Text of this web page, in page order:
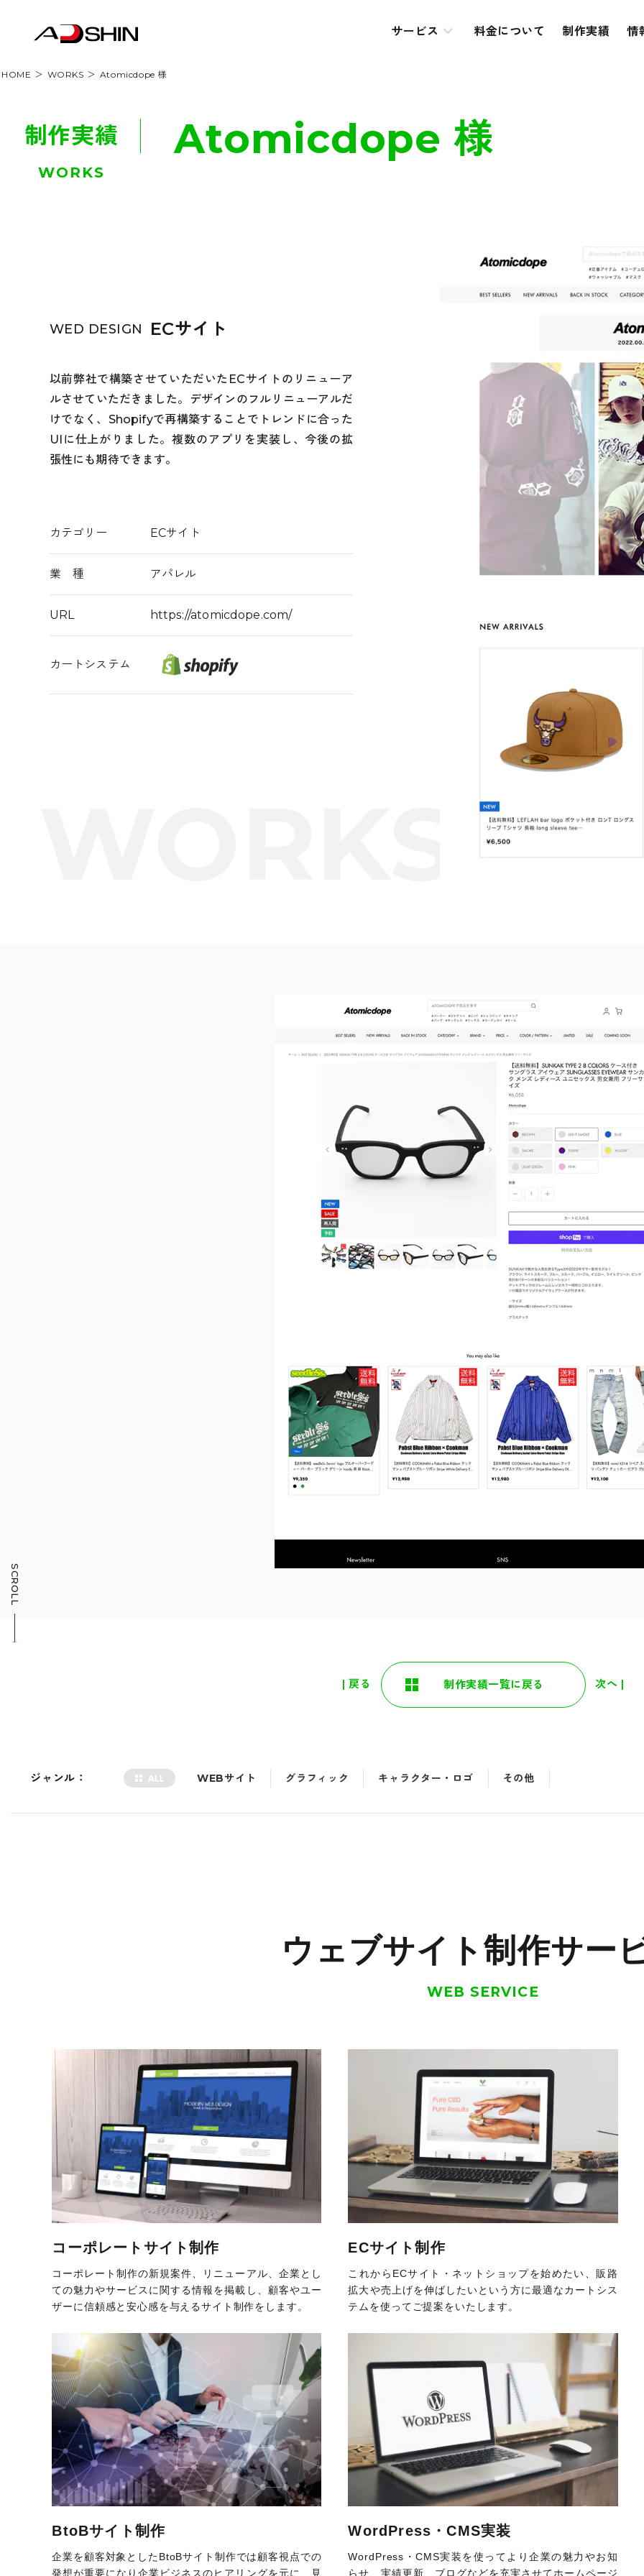
SCROLL
サービス 料金について 制作実績 情
HOME WORKS Atomicdope 様
制作実績
WORKS
Atomicdope 様
WED DESIGN ECサイト
以前弊社で構築させていただいたECサイトのリニューア
ルさせていただきました。デザインのフルリニューアルだ
けでなく、Shopifyで再構築することでトレンドに合った
UIに仕上がりました。複数のアプリを実装し、今後の拡
張性にも期待できます。
カテゴリー ECサイト
業 種 アパレル
URL https://atomicdope.com/
カートシステム
| 戻る 制作実績一覧に戻る 次へ |
ジャンル： WEBサイト グラフィック キャラクター・ロゴ その他
ウェブサイト制作サー
WEB SERVICE
コーポレートサイト制作
コーポレート制作の新規案件、リニューアル、企業とし
ての魅力やサービスに関する情報を掲載し、顧客やユー
ザーに信頼感と安心感を与えるサイト制作をします。
ECサイト制作
これからECサイト・ネットショップを始めたい、販路
拡大や売上げを伸ばしたいという方に最適なカートシス
テムを使ってご提案をいたします。
BtoBサイト制作
企業を顧客対象としたBtoBサイト制作では顧客視点での
発想が重要になり企業ビジネスのヒアリングを元に、見
WordPress・CMS実装
WordPress・CMS実装を使ってより企業の魅力やお知
らせ、実績更新、ブログなどを充実させてホームページ